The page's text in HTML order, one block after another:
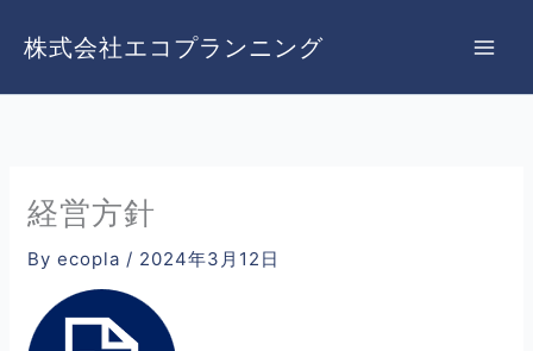
ス
株式会社エコプランニング
経営方針
Byecopla / 2024年3月12日